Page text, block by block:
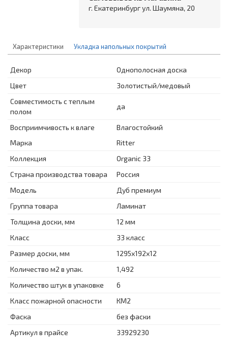
г. Екатеринбург ул. Шаумяна, 20
Характеристики Укладка напольных покрытий
Декор
Однополосная доска
Цвет
Золотистый/медовый
Совместимость с теплым
полом
да
Восприимчивость к влаге
Влагостойкий
Марка
Ritter
Коллекция
Organic 33
Страна производства товара
Россия
Модель
Дуб премиум
Группа товара
Ламинат
Толщина доски, мм
12 мм
Класс
33 класс
Размер доски, мм
1295x192x12
Количество м2 в упак.
1,492
Количество штук в упаковке
6
Класс пожарной опасности
КМ2
Фаска
без фаски
Артикул в прайсе
33929230